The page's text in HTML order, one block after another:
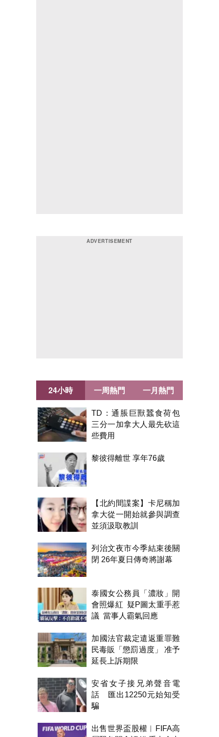
24小時
TD：通脹巨獸蠶食荷包
三分一加拿大人最先砍這
些費用
黎彼得離世 享年76歲
【北約間諜案】卡尼稱加
拿大從一開始就參與調查
並須汲取教訓
列治文夜市今季結束後關
閉 26年夏日傳奇將謝幕
泰國女公務員「濃妝」開
會照爆紅 疑P圖太重手惹
議 當事人霸氣回應
加國法官裁定遣返重罪難
民毒販「懲罰過度」 准予
延長上訴期限
安省女子接兄弟聲音電
話 匯出12250元始知受
騙
出售世界盃股權︱FIFA高
一周熱門 一月熱門